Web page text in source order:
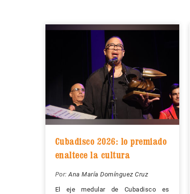
Cubadisco 2026: lo premiado
enaltece la cultura
Por:Ana María Domínguez Cruz
El eje medular de Cubadisco es